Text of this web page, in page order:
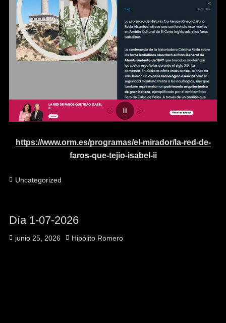
https://www.orm.es/programas/el-mirador/la-red-de-
faros-que-tejio-isabel-ii
Categorías
Uncategorized
Día 1-07-2026
Publicado
junio 25, 2026 Autor
Hipólito Romero